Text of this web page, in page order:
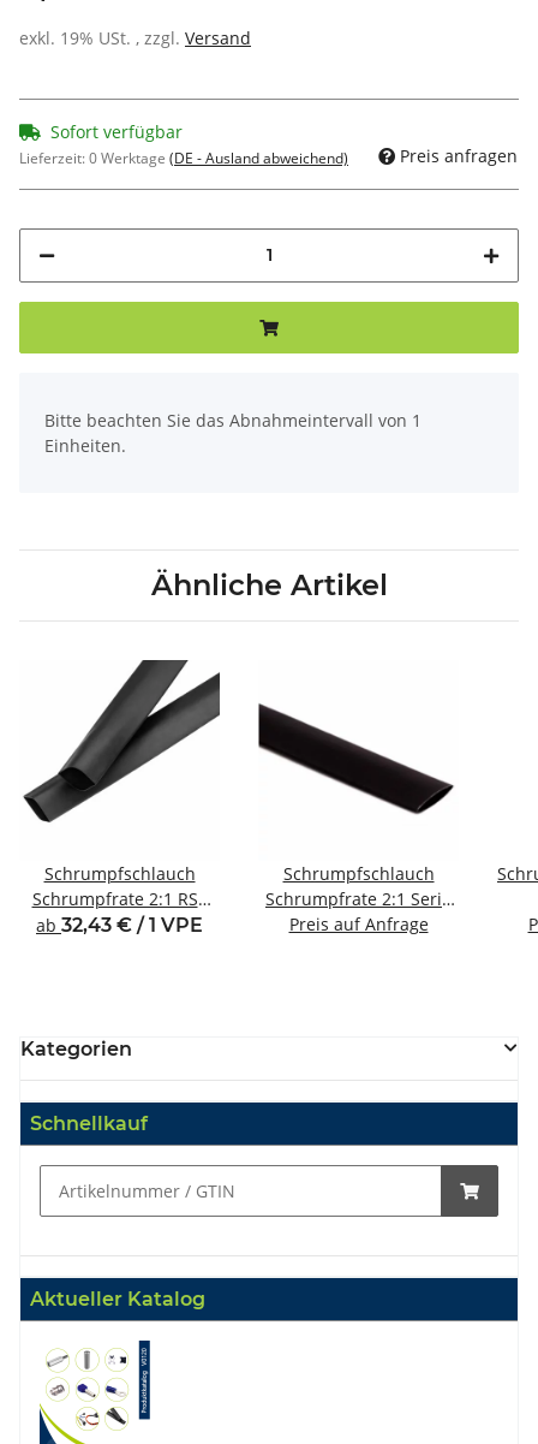
exkl. 19% USt. , zzgl. Versand
Sofort verfügbar
Lieferzeit:0 Werktage (DE - Ausland abweichend) Preis anfragen
Bitte beachten Sie das Abnahmeintervall von 1
Einheiten.
Ähnliche Artikel
Schrumpfschlauch
Schrumpfrate 2:1 RS2
Serie Rollen
ab 32,43 € / 1 VPE
Schrumpfschlauch
Schrumpfrate 2:1 Serie
Rollen hochflammwidrig
Preis auf Anfrage
Kategorien
Schnellkauf
Aktueller Katalog